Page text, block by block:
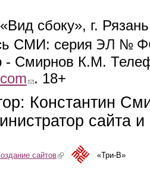
сбоку», г.
СМИ: серия ЭЛ №
- Смирнов К.М.
(link sends e-mail)
. 18+
Константин
сайта
сайтов(link is external)«Три-В»